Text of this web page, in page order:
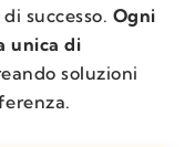
successo. Ogni
unica di
soluzioni